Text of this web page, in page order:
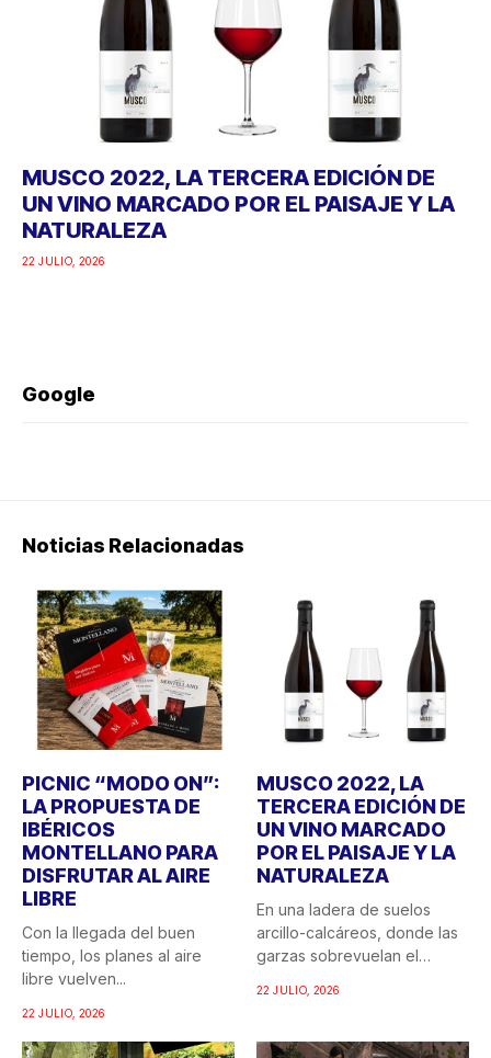
MUSCO 2022, LA TERCERA EDICIÓN DE
UN VINO MARCADO POR EL PAISAJE Y LA
NATURALEZA
22 JULIO, 2026
Google
Noticias Relacionadas
PICNIC “MODO ON”:
LA PROPUESTA DE
IBÉRICOS
MONTELLANO PARA
DISFRUTAR AL AIRE
LIBRE
Con la llegada del buen
tiempo, los planes al aire
libre vuelven...
22 JULIO, 2026
MUSCO 2022, LA
TERCERA EDICIÓN DE
UN VINO MARCADO
POR EL PAISAJE Y LA
NATURALEZA
En una ladera de suelos
arcillo-calcáreos, donde las
garzas sobrevuelan el
22 JULIO, 2026